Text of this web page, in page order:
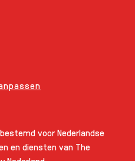
voor Nederlandse
en diensten van The